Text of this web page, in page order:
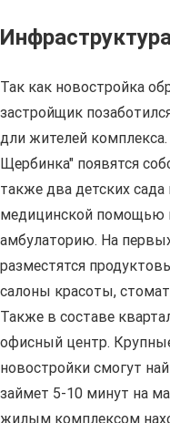
Так как новостройка
застройщик
дли жителей
Щербинка" появятся
также два детских
медицинской помощью
амбулаторию. На
разместятся
салоны красоты,
Также в составе
офисный центр.
новостройки смогут
займет 5-10 минут на
жилым комплексом